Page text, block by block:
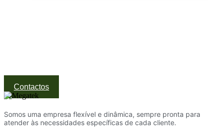
Contactos
Somos uma empresa flexível e dinâmica, sempre pronta para
atender às necessidades específicas de cada cliente.